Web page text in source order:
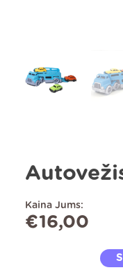
Kaina Jums:
€16,00